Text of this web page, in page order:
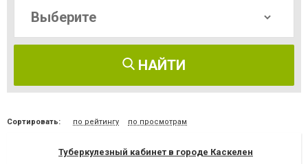
НАЙТИ
Сортировать: по рейтингу по просмотрам
Туберкулезный кабинет в городе Каскелен